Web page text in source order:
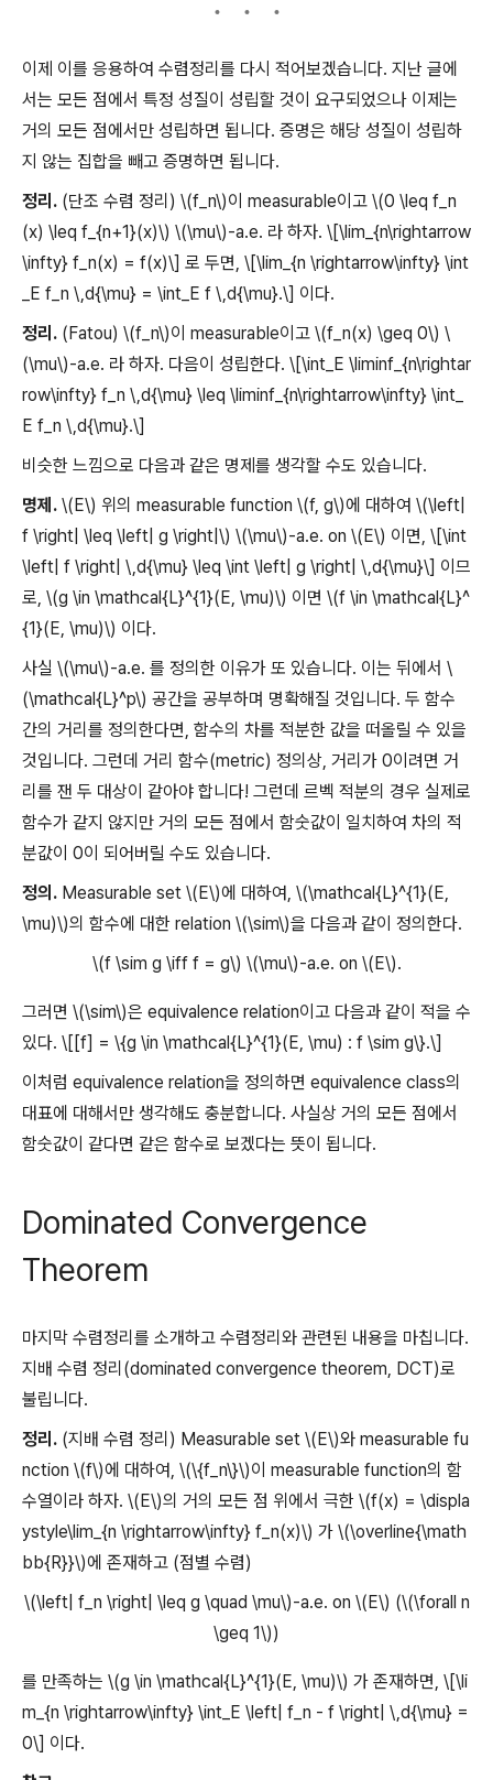
이제 이를 응용하여 수렴정리를 다시 적어보겠습니다. 지난 글에
서는 모든 점에서 특정 성질이 성립할 것이 요구되었으나 이제는
거의 모든 점에서만 성립하면 됩니다. 증명은 해당 성질이 성립하
지 않는 집합을 빼고 증명하면 됩니다.
정리. (단조 수렴 정리) \(f_n\)이 measurable이고 \(0 \leq f_n
(x) \leq f_{n+1}(x)\) \(\mu\)-a.e. 라 하자. \[\lim_{n\rightarrow
\infty} f_n(x) = f(x)\] 로 두면, \[\lim_{n \rightarrow\infty} \int
_E f_n \,d{\mu} = \int_E f \,d{\mu}.\] 이다.
정리. (Fatou) \(f_n\)이 measurable이고 \(f_n(x) \geq 0\) \
(\mu\)-a.e. 라 하자. 다음이 성립한다. \[\int_E \liminf_{n\rightar
row\infty} f_n \,d{\mu} \leq \liminf_{n\rightarrow\infty} \int_
E f_n \,d{\mu}.\]
비슷한 느낌으로 다음과 같은 명제를 생각할 수도 있습니다.
명제. \(E\) 위의 measurable function \(f, g\)에 대하여 \(\left|
f \right| \leq \left| g \right|\) \(\mu\)-a.e. on \(E\) 이면, \[\int
\left| f \right| \,d{\mu} \leq \int \left| g \right| \,d{\mu}\] 이므
로, \(g \in \mathcal{L}^{1}(E, \mu)\) 이면 \(f \in \mathcal{L}^
{1}(E, \mu)\) 이다.
사실 \(\mu\)-a.e. 를 정의한 이유가 또 있습니다. 이는 뒤에서 \
(\mathcal{L}^p\) 공간을 공부하며 명확해질 것입니다. 두 함수
간의 거리를 정의한다면, 함수의 차를 적분한 값을 떠올릴 수 있을
것입니다. 그런데 거리 함수(metric) 정의상, 거리가 0이려면 거
리를 잰 두 대상이 같아야 합니다! 그런데 르벡 적분의 경우 실제로
함수가 같지 않지만 거의 모든 점에서 함숫값이 일치하여 차의 적
분값이 0이 되어버릴 수도 있습니다.
정의. Measurable set \(E\)에 대하여, \(\mathcal{L}^{1}(E,
\mu)\)의 함수에 대한 relation \(\sim\)을 다음과 같이 정의한다.
\(f \sim g \iff f = g\) \(\mu\)-a.e. on \(E\).
그러면 \(\sim\)은 equivalence relation이고 다음과 같이 적을 수
있다. \[[f] = \{g \in \mathcal{L}^{1}(E, \mu) : f \sim g\}.\]
이처럼 equivalence relation을 정의하면 equivalence class의
대표에 대해서만 생각해도 충분합니다. 사실상 거의 모든 점에서
함숫값이 같다면 같은 함수로 보겠다는 뜻이 됩니다.
Dominated Convergence
Theorem
마지막 수렴정리를 소개하고 수렴정리와 관련된 내용을 마칩니다.
지배 수렴 정리(dominated convergence theorem, DCT)로
불립니다.
정리. (지배 수렴 정리) Measurable set \(E\)와 measurable fu
nction \(f\)에 대하여, \(\{f_n\}\)이 measurable function의 함
수열이라 하자. \(E\)의 거의 모든 점 위에서 극한 \(f(x) = \displa
ystyle\lim_{n \rightarrow\infty} f_n(x)\) 가 \(\overline{\math
bb{R}}\)에 존재하고 (점별 수렴)
\(\left| f_n \right| \leq g \quad \mu\)-a.e. on \(E\) (\(\forall n
\geq 1\))
를 만족하는 \(g \in \mathcal{L}^{1}(E, \mu)\) 가 존재하면, \[\li
m_{n \rightarrow\infty} \int_E \left| f_n - f \right| \,d{\mu} =
0\] 이다.